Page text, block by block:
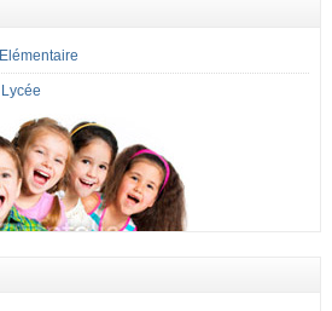
Elémentaire
Lycée